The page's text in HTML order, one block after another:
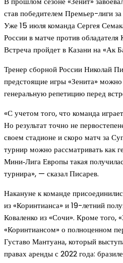
став победителем Премьер-лиги
Уже 15 июля команда Сергея
России в матче против
Встреча пройдет в Казани на «Ак
Тренер сборной России Николай
предстоящие игры «Зенита» можно
генеральную репетицию перед
«С учетом того, что команда
Но результат точно не
своем стадионе и скоро матч за
турнир можно рассматривать как
Мини‑Лига Европы такая
турнира», — сказал Писарев.
Накануне к команде
из «Коринтианса» и 19-летний
Коваленко из «Сочи». Кроме того,
«Коринтиансом» о полноценном
Густаво Мантуана, который
правах аренды с 2022 года: